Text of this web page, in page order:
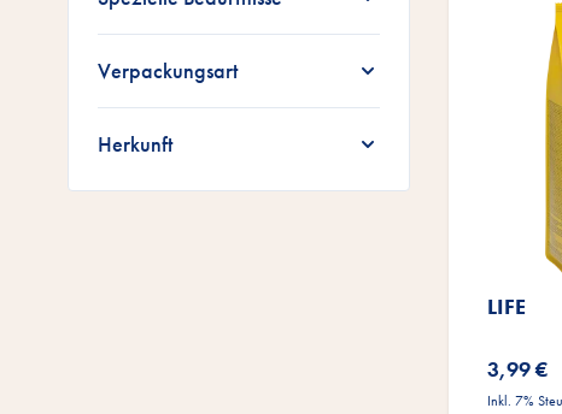
Verpackungsart
Herkunft
LIFE
3,99 €
Inkl. 7%